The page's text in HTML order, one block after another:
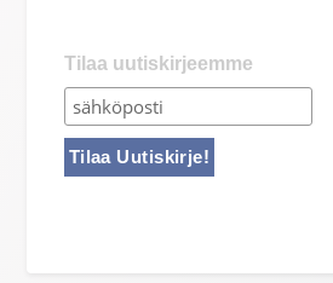
Tilaa uutiskirjeemme